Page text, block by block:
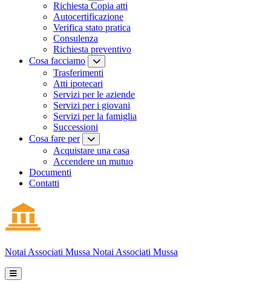
Richiesta Copia atti
Autocertificazione
Verifica stato pratica
Consulenza
Richiesta preventivo
Cosa facciamo
Trasferimenti
Atti ipotecari
Servizi per le aziende
Servizi per i giovani
Servizi per la famiglia
Successioni
Cosa fare per
Acquistare una casa
Accendere un mutuo
Documenti
Contatti
Notai Associati Mussa Notai Associati Mussa